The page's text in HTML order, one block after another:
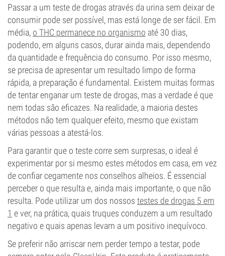
Passar a um teste de drogas através da urina sem deixar de
consumir pode ser possível, mas está longe de ser fácil. Em
média, o THC permanece no organismo até 30 dias,
podendo, em alguns casos, durar ainda mais, dependendo
da quantidade e frequência do consumo. Por isso mesmo,
se precisa de apresentar um resultado limpo de forma
rápida, a preparação é fundamental. Existem muitas formas
de tentar enganar um teste de drogas, mas a verdade é que
nem todas são eficazes. Na realidade, a maioria destes
métodos não tem qualquer efeito, mesmo que existam
várias pessoas a atestá-los.
Para garantir que o teste corre sem surpresas, o ideal é
experimentar por si mesmo estes métodos em casa, em vez
de confiar cegamente nos conselhos alheios. É essencial
perceber o que resulta e, ainda mais importante, o que não
resulta. Pode utilizar um dos nossos testes de drogas 5 em
1 e ver, na prática, quais truques conduzem a um resultado
negativo e quais apenas levam a um positivo inequívoco.
Se preferir não arriscar nem perder tempo a testar, pode